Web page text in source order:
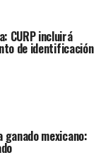
CURP incluirá
de identificación
ganado mexicano: